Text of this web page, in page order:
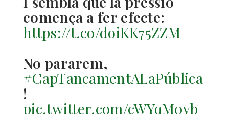
comença a fer efecte:
https://t.co/doiKK75ZZM
No pararem,
#CapTancamentALaPública
!
pic.twitter.com/cWYqM0yb